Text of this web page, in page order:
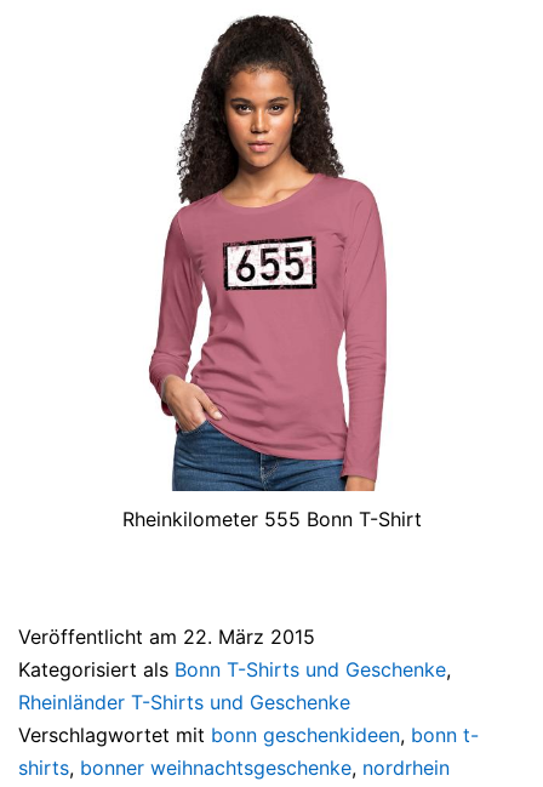
Rheinkilometer 555 Bonn T-Shirt
Veröffentlicht am 22. März 2015
Kategorisiert als Bonn T-Shirts und Geschenke,
Rheinländer T-Shirts und Geschenke
Verschlagwortet mit bonn geschenkideen, bonn t-
shirts, bonner weihnachtsgeschenke, nordrhein